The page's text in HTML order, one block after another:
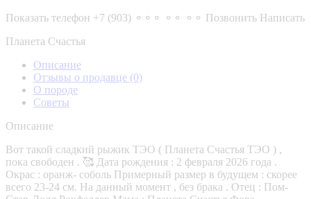
Показать телефон +7 (903) ⚬⚬⚬ ⚬⚬ ⚬⚬ Позвонить Написать
Планета Счастья
Описание
Отзывы о продавце (0)
О породе
Советы
Описание
Вот такой сладкий рыжик ТЭО ( Планета Счастья ТЭО ) ,
пока свободен . 🥰 Дата рождения : 2 февраля 2026 года .
Окрас : оранж- соболь Примерный размер в будущем : скорее
всего 23-24 см. На данный момент , без брака . Отец : Пом-